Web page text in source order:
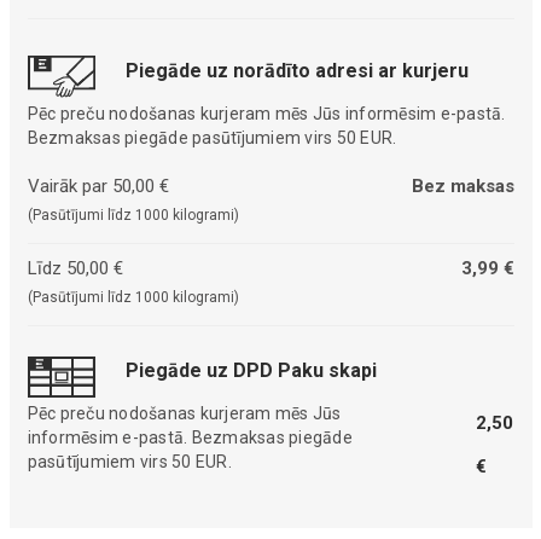
Piegāde uz norādīto adresi ar kurjeru
Pēc preču nodošanas kurjeram mēs Jūs informēsim e-pastā.
Bezmaksas piegāde pasūtījumiem virs 50 EUR.
Vairāk par 50,00 €
(Pasūtījumi līdz 1000 kilogrami)
Bez maksas
Līdz 50,00 €
(Pasūtījumi līdz 1000 kilogrami)
3,99 €
Piegāde uz DPD Paku skapi
Pēc preču nodošanas kurjeram mēs Jūs
informēsim e-pastā. Bezmaksas piegāde
pasūtījumiem virs 50 EUR.
2,50
€